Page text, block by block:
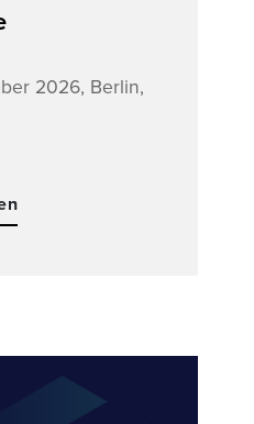
2026, Berlin,